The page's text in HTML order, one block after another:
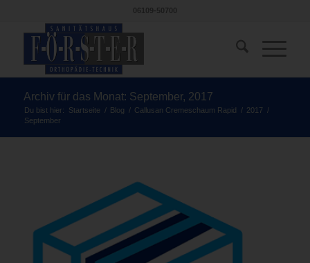
Archiv für das Monat: September, 2017
Du bist hier: Startseite / Blog / Callusan Cremeschaum Rapid / 2017 /
September